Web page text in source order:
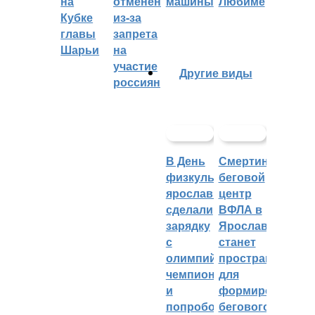
Кубке
главы
Шарьи
из-за
запрета
на
участие
россиян
Другие виды
В День
физкультурника
ярославцы
сделали
зарядку
с
олимпийским
чемпионом
и
попробовали
Смертин:
беговой
центр
ВФЛА в
Ярославле
станет
пространством
для
формирования
бегового